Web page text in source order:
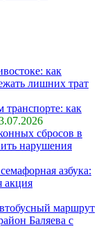
как
лишних трат
как
сбросов в
нарушения
азбука:
акция
маршрут
Баляева с